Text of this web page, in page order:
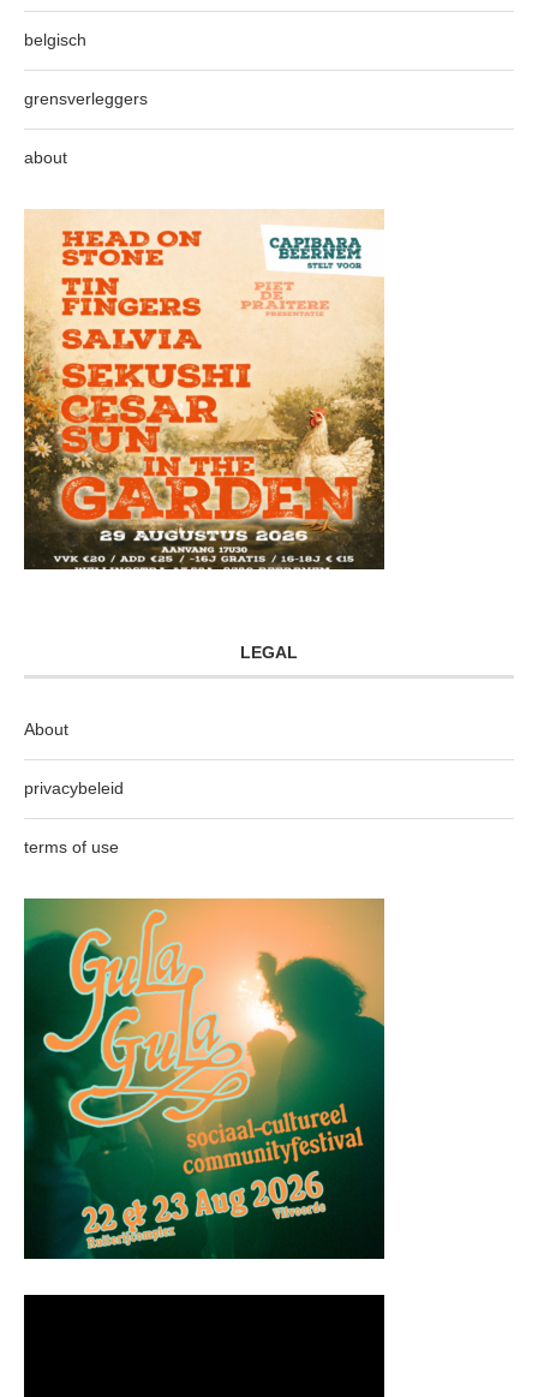
belgisch
grensverleggers
about
LEGAL
About
privacybeleid
terms of use